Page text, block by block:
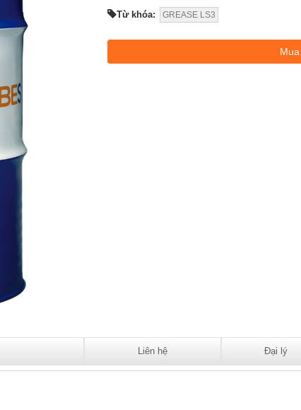
Từ khóa: GREASE LS3
Liên hệ Đại lý